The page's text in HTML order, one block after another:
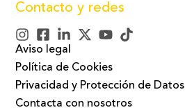
Contacto y redes
Aviso legal
Política de Cookies
Privacidad y Protección de Datos
Contacta con nosotros